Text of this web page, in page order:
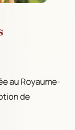
au Royaume-
de